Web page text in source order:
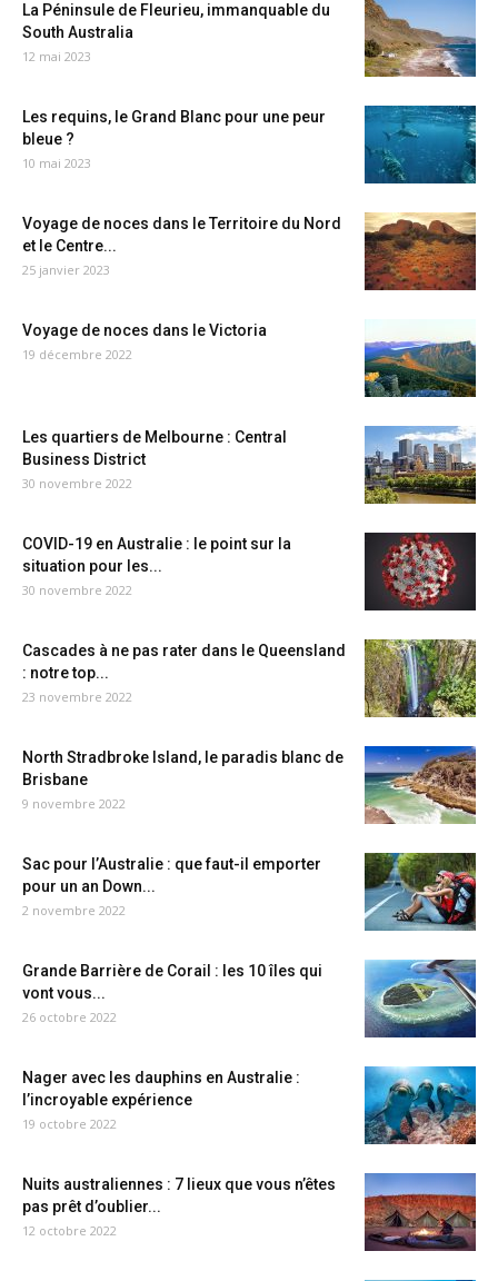
La Péninsule de Fleurieu, immanquable du
South Australia
12 mai 2023
Les requins, le Grand Blanc pour une peur
bleue ?
10 mai 2023
Voyage de noces dans le Territoire du Nord
et le Centre...
25 janvier 2023
Voyage de noces dans le Victoria
19 décembre 2022
Les quartiers de Melbourne : Central
Business District
30 novembre 2022
COVID-19 en Australie : le point sur la
situation pour les...
30 novembre 2022
Cascades à ne pas rater dans le Queensland
: notre top...
23 novembre 2022
North Stradbroke Island, le paradis blanc de
Brisbane
9 novembre 2022
Sac pour l’Australie : que faut-il emporter
pour un an Down...
2 novembre 2022
Grande Barrière de Corail : les 10 îles qui
vont vous...
26 octobre 2022
Nager avec les dauphins en Australie :
l’incroyable expérience
19 octobre 2022
Nuits australiennes : 7 lieux que vous n’êtes
pas prêt d’oublier...
12 octobre 2022